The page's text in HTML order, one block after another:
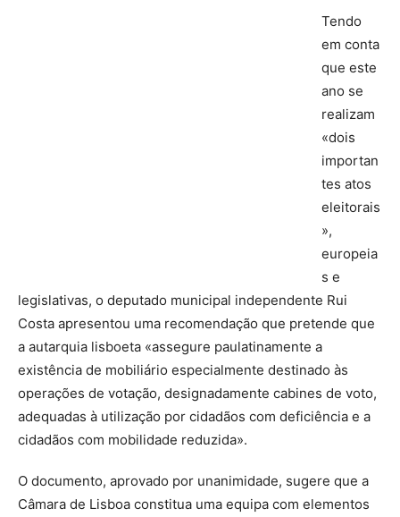
Tendo
em conta
que este
ano se
realizam
«dois
importan
tes atos
eleitorais
»,
europeia
s e
legislativas, o deputado municipal independente Rui
Costa apresentou uma recomendação que pretende que
a autarquia lisboeta «assegure paulatinamente a
existência de mobiliário especialmente destinado às
operações de votação, designadamente cabines de voto,
adequadas à utilização por cidadãos com deficiência e a
cidadãos com mobilidade reduzida».
O documento, aprovado por unanimidade, sugere que a
Câmara de Lisboa constitua uma equipa com elementos